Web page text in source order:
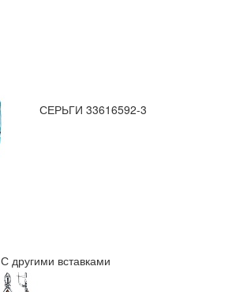
СЕРЬГИ 33616592-3
С другими вставками